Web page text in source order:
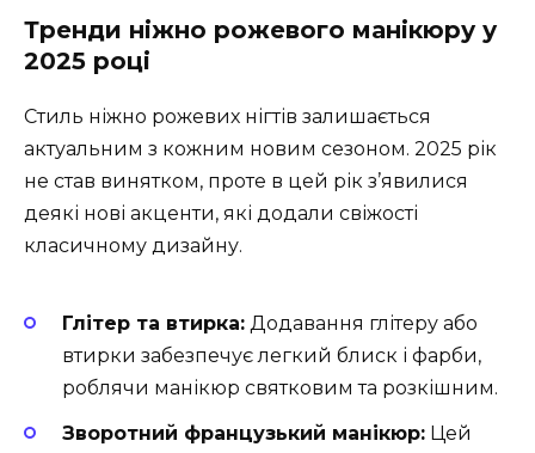
Тренди ніжно рожевого манікюру у
2025 році
Стиль ніжно рожевих нігтів залишається
актуальним з кожним новим сезоном. 2025 рік
не став винятком, проте в цей рік з’явилися
деякі нові акценти, які додали свіжості
класичному дизайну.
Глітер та втирка: Додавання глітеру або
втирки забезпечує легкий блиск і фарби,
роблячи манікюр святковим та розкішним.
Зворотний французький манікюр: Цей